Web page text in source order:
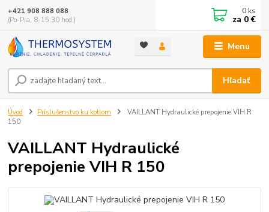
Menu
Hľadať
+421 908 888 088
(Po-Pia, 8-15:30 hod.)
0 ks
za 0 €
Úvod Príslušenstvo ku kotlom
VAILLANT Hydraulické prepojenie VIH R
150
VAILLANT Hydraulické
prepojenie VIH R 150